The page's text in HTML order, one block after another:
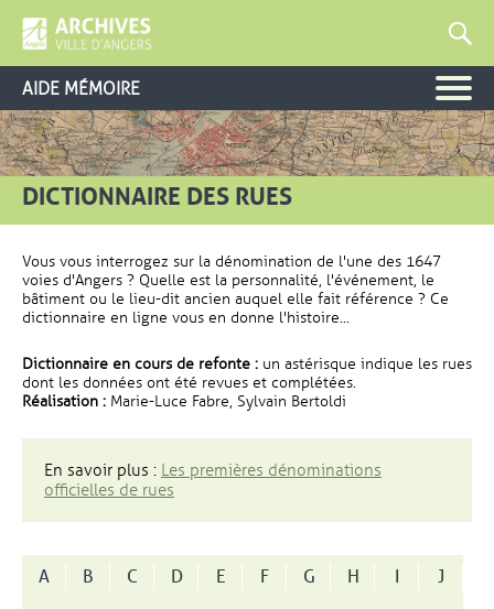
AIDE MÉMOIRE
DICTIONNAIRE DES RUES
Vous vous interrogez sur la dénomination de l'une des 1647
voies d'Angers ? Quelle est la personnalité, l'événement, le
bâtiment ou le lieu-dit ancien auquel elle fait référence ? Ce
dictionnaire en ligne vous en donne l'histoire...
Dictionnaire en cours de refonte : un astérisque indique les rues
dont les données ont été revues et complétées.
Réalisation : Marie-Luce Fabre, Sylvain Bertoldi
En savoir plus : Les premières dénominations
officielles de rues
A B C D E F G H I
J